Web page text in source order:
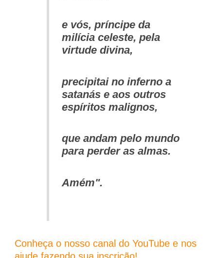
e vós, príncipe da
milícia celeste, pela
virtude divina,
precipitai no inferno a
satanás e aos outros
espíritos malignos,
que andam pelo mundo
para perder as almas.
Amém".
Conheça o nosso canal do YouTube e nos